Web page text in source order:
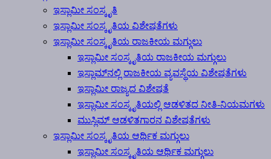
ಇಸ್ಲಾಮೀ ಸಂಸ್ಕೃತಿ
ಇಸ್ಲಾಮೀ ಸಂಸ್ಕೃತಿಯ ವಿಶೇಷತೆಗಳು
ಇಸ್ಲಾಮೀ ಸಂಸ್ಕೃತಿಯ ರಾಜಕೀಯ ಮಗ್ಗುಲು
ಇಸ್ಲಾಮೀ ಸಂಸ್ಕೃತಿಯ ರಾಜಕೀಯ ಮಗ್ಗುಲು
ಇಸ್ಲಾಮ್‍ನಲ್ಲಿ ರಾಜಕೀಯ ವ್ಯವಸ್ಥೆಯ ವಿಶೇಷತೆಗಳು
ಇಸ್ಲಾಮೀ ರಾಜ್ಯದ ವಿಶೇಷತೆ
ಇಸ್ಲಾಮೀ ಸಂಸ್ಕೃತಿಯಲ್ಲಿ ಆಡಳಿತದ ನೀತಿ-ನಿಯಮಗಳು
ಮುಸ್ಲಿಮ್ ಆಡಳಿತಗಾರನ ವಿಶೇಷತೆಗಳು
ಇಸ್ಲಾಮೀ ಸಂಸ್ಕೃತಿಯ ಆರ್ಥಿಕ ಮಗ್ಗುಲು
ಇಸ್ಲಾಮೀ ಸಂಸ್ಕೃತಿಯ ಆರ್ಥಿಕ ಮಗ್ಗುಲು